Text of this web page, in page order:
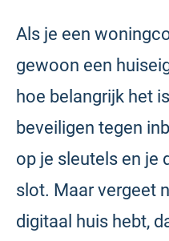
Als je een
gewoon een
hoe belangrijk het
beveiligen tegen
op je sleutels en je
slot. Maar vergeet
digitaal huis hebt,